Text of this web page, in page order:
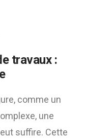
travaux :
comme un
une
suffire. Cette